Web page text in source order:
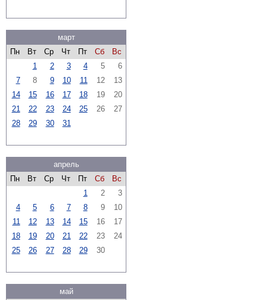
март
Пн
Вт Ср Чт Пт Сб
Вс
1
2 3 4 5
6
7
8 9 10 11 12
13
14
15 16 17 18 19
20
21
22 23 24 25 26
27
28
29 30 31
апрель
Пн
Вт Ср Чт Пт Сб
Вс
1
2
3
4
5 6 7 8 9
10
11
12 13 14 15 16
17
18
19 20 21 22 23
24
25
26 27 28 29 30
май